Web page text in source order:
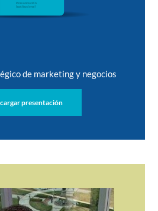
de marketing y negocios
presentación